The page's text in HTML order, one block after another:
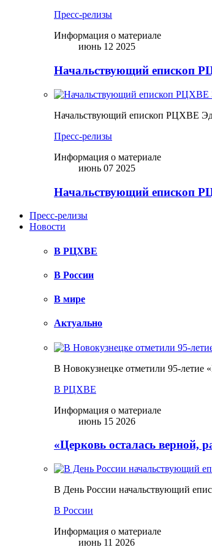
Пресс-релизы
Информация о материале
июнь 12 2025
Начальствующий епископ
Начальствующий епископ РЦХВЕ
Пресс-релизы
Информация о материале
июнь 07 2025
Начальствующий епископ
Пресс-релизы
Новости
В РЦХВЕ
В России
В мире
Актуально
В Новокузнецке отметили 95-летие
В РЦХВЕ
Информация о материале
июнь 15 2026
«Церковь осталась верной,
В День России начальствующий
В России
Информация о материале
июнь 11 2026